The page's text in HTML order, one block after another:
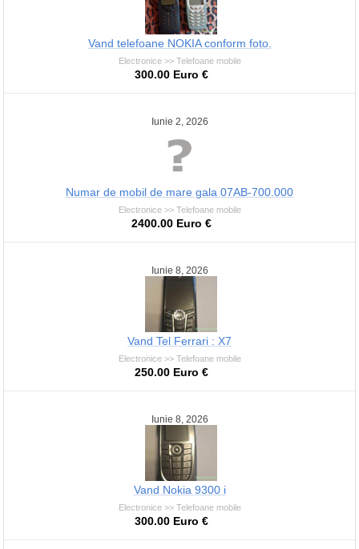
Vand telefoane NOKIA conform foto.
Electronice >> Telefoane mobile
300.00 Euro €
Iunie 2, 2026
Numar de mobil de mare gala 07AB-700.000
Electronice >> Telefoane mobile
2400.00 Euro €
Iunie 8, 2026
Vand Tel Ferrari : X7
Electronice >> Telefoane mobile
250.00 Euro €
Iunie 8, 2026
Vand Nokia 9300 i
Electronice >> Telefoane mobile
300.00 Euro €